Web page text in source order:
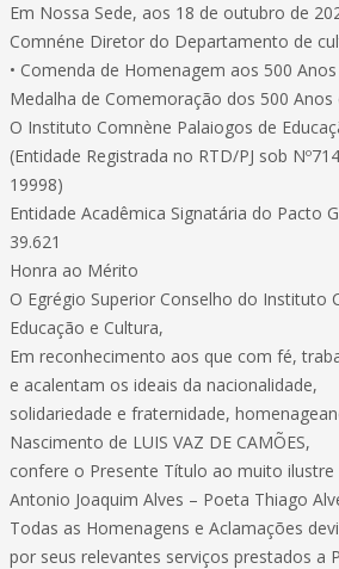
Em Nossa Sede, aos 18 de outubro de
Comnéne Diretor do Departamento de
• Comenda de Homenagem aos 500
Medalha de Comemoração dos 500 Anos
O Instituto Comnène Palaiogos de
(Entidade Registrada no RTD/PJ sob
19998)
Entidade Acadêmica Signatária do Pacto
39.621
Honra ao Mérito
O Egrégio Superior Conselho do Instituto
Educação e Cultura,
Em reconhecimento aos que com fé,
e acalentam os ideais da nacionalidade,
solidariedade e fraternidade,
Nascimento de LUIS VAZ DE CAMÕES,
confere o Presente Título ao muito ilustre
Antonio Joaquim Alves – Poeta Thiago
Todas as Homenagens e Aclamações
por seus relevantes serviços prestados a